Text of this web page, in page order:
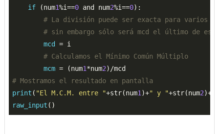
if (num1%i==0 and num2%i==0):
# La división puede ser exacta para varios
# sin embargo sólo será mcd el último de
mcd
= i
# Calculamos el Mínimo Común Múltiplo
mcm = (num1*num2
# Mostramos el resultado en pantalla
print ( "El M.C.M. entre "+str(num1 )+" y "+str(num2)+
raw_input